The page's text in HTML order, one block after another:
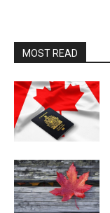
MOST READ